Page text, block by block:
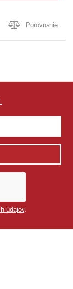
Porovnanie
údajov.